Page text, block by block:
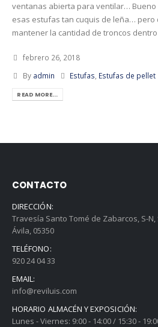
ventanas abierta para ventilar… Bueno
esas estufas tan cuquis de leña… pero
mantener la cantidad de troncos
febrero 26, 2018
By admin Estufas Estufas de pellet
READ MORE...
CONTACTO
DIRECCIÓN:
Travesía Santo Tomé de Zabarcos, S-
Ávila, 05350
TELÉFONO:
920 24 04 33
EMAIL:
info@reviluis.com
HORARIO ALMACÉN Y EXPOSICIÓN:
Lunes - Viernes: 9:00 - 14:00 / 15:30 -